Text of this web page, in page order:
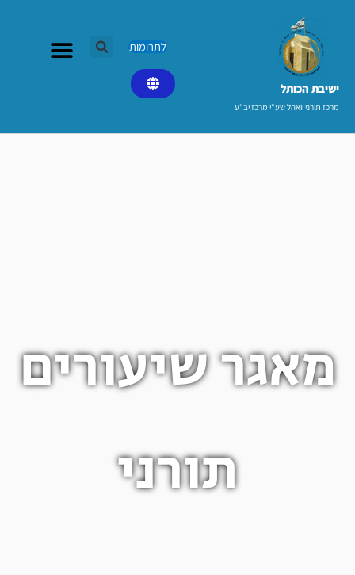
ישיבת הכותל​
מרכז תורני וואהל שע"י מרכז יב"ע
לתרומות
מאגר שיעורים
תורני